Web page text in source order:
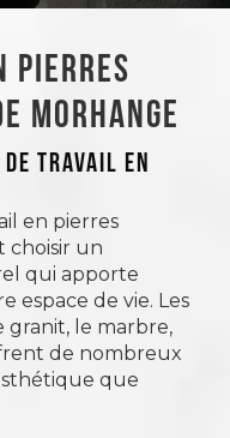
pierres
Morhange
TRAVAIL EN
en pierres
choisir un
qui apporte
espace de vie. Les
granit, le marbre,
de nombreux
que